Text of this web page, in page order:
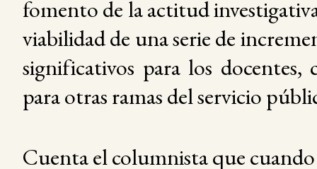
fomento de la actitud
viabilidad de una serie de
significativos para los docentes,
para otras ramas del servicio
Cuenta el columnista que